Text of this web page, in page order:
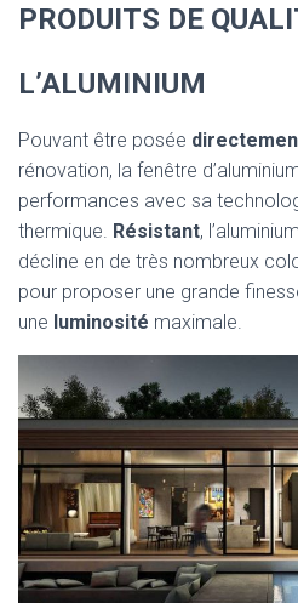
PRODUITS DE
L’ALUMINIUM
Pouvant être posée
rénovation, la fenêtre
performances avec sa
thermique. Résistant,
décline en de très nombreux
pour proposer une grande
une luminosité maximale.